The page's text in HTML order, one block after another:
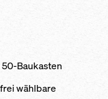
Baukasten
wählbare